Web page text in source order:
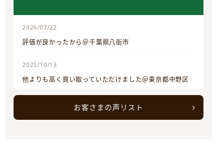
2026/07/22
評価が良かったから＠千葉県八街市
2025/10/13
他よりも高く買い取っていただけました＠東京都中野区
お客さまの声リスト